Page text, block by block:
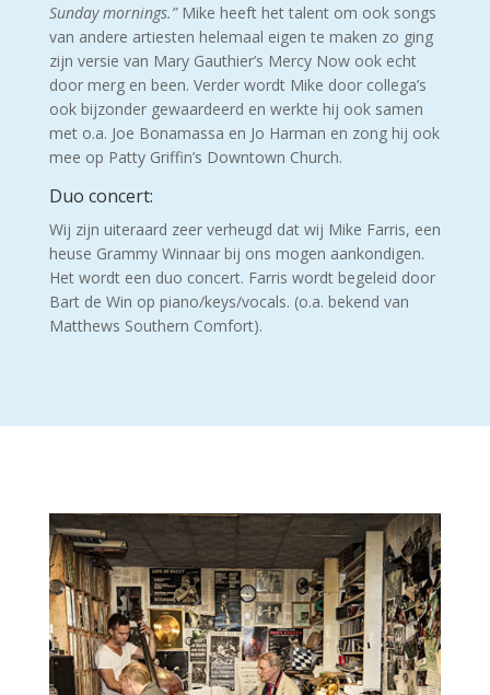
Sunday mornings.” Mike heeft het talent om ook songs
van andere artiesten helemaal eigen te maken zo ging
zijn versie van Mary Gauthier’s Mercy Now ook echt
door merg en been. Verder wordt Mike door collega’s
ook bijzonder gewaardeerd en werkte hij ook samen
met o.a. Joe Bonamassa en Jo Harman en zong hij ook
mee op Patty Griffin’s Downtown Church.
Duo concert:
Wij zijn uiteraard zeer verheugd dat wij Mike Farris, een
heuse Grammy Winnaar bij ons mogen aankondigen.
Het wordt een duo concert. Farris wordt begeleid door
Bart de Win op piano/keys/vocals. (o.a. bekend van
Matthews Southern Comfort).